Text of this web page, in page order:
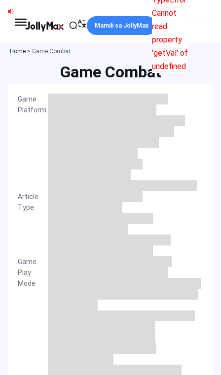
content
Cannot
read
property
'getVal' of
undefined
Mamili sa JollyMax
Home > Game Combat
Game Combat
Game
Platform
Article
Type
Game
Play
Mode